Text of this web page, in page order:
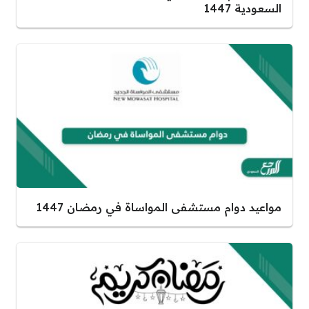
السعودية 1447
مواعيد دوام مستشفى المواساة في رمضان 1447